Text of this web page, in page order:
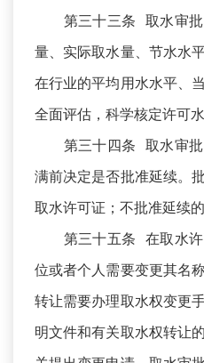
第三十三条 取水审批
量、实际取水量、节水水
在行业的平均用水水平、
全面评估，科学核定许可水
第三十四条 取水审批
满前决定是否批准延续。
取水许可证；不批准延续
第三十五条 在取水许
位或者个人需要变更其名
转让需要办理取水权变更
明文件和有关取水权转让